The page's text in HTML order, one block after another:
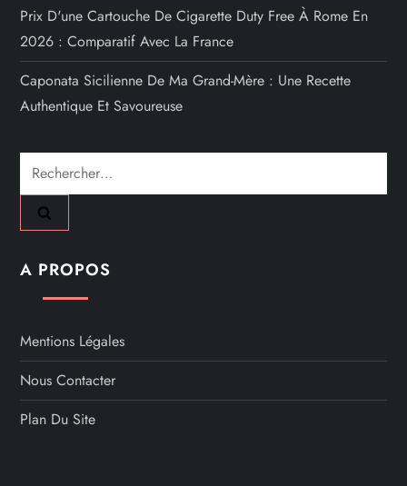
Prix D'une Cartouche De Cigarette Duty Free À Rome En
2026 : Comparatif Avec La France
Caponata Sicilienne De Ma Grand-Mère : Une Recette
Authentique Et Savoureuse
Rechercher :
A PROPOS
Mentions Légales
Nous Contacter
Plan Du Site